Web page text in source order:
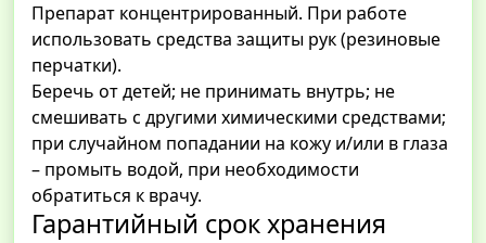
Препарат концентрированный. При работе
использовать средства защиты рук (резиновые
перчатки).
Беречь от детей; не принимать внутрь; не
смешивать с другими химическими средствами;
при случайном попадании на кожу и/или в глаза
– промыть водой, при необходимости
обратиться к врачу.
Гарантийный срок хранения